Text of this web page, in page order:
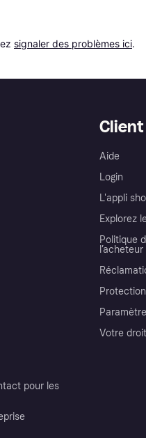
signaler des problèmes ici.
pour les
Client
Aide
Login
L'appli
Explorez
Politique
Votre